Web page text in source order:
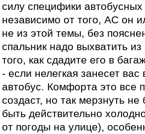
силу специфики
независимо от того, АС он
не из этой темы, без
спальник надо выхватить
того, как сдадите его в
- если нелегкая занесет вас
автобус. Комфорта это все
создаст, но так мерзнуть не
быть действительно
от погоды на улице),